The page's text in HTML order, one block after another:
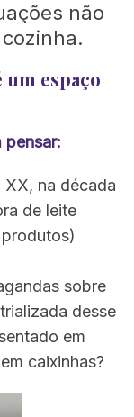
não
um espaço
pensar:
na década
de leite
sobre
desse
em
caixinhas?